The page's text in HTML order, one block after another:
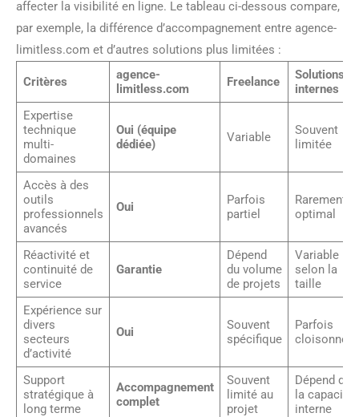
affecter la visibilité en ligne. Le tableau ci-dessous compare,
par exemple, la différence d’accompagnement entre agence-
limitless.com et d’autres solutions plus limitées :
Critères
agence-
limitless.com
Freelance
Solutions
internes
Expertise
technique
multi-
domaines
Oui (équipe
dédiée)
Variable
Souvent
limitée
Accès à des
outils
professionnels
avancés
Oui
Parfois
partiel
Rarement
optimal
Réactivité et
continuité de
service
Garantie
Dépend
du volume
de projets
Variable
selon la
taille
Expérience sur
divers
secteurs
d’activité
Oui
Souvent
spécifique
Parfois
cloisonnée
Support
stratégique à
long terme
Accompagnement
complet
Souvent
limité au
projet
Dépend de
la capacité
interne